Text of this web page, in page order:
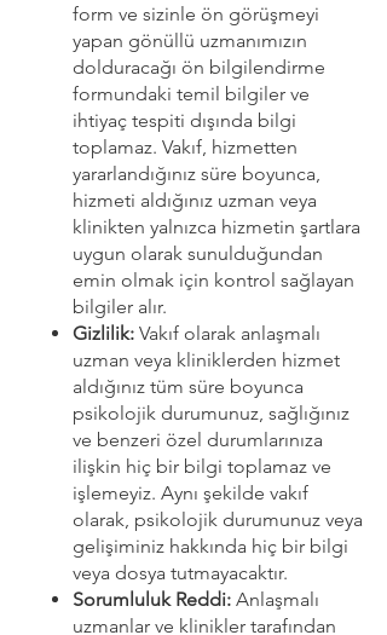
form ve sizinle ön görüşmeyi
yapan gönüllü uzmanımızın
dolduracağı ön bilgilendirme
formundaki temil bilgiler ve
ihtiyaç tespiti dışında bilgi
toplamaz. Vakıf, hizmetten
yararlandığınız süre boyunca,
hizmeti aldığınız uzman veya
klinikten yalnızca hizmetin şartlara
uygun olarak sunulduğundan
emin olmak için kontrol sağlayan
bilgiler alır.
Gizlilik: Vakıf olarak anlaşmalı
uzman veya kliniklerden hizmet
aldığınız tüm süre boyunca
psikolojik durumunuz, sağlığınız
ve benzeri özel durumlarınıza
ilişkin hiç bir bilgi toplamaz ve
işlemeyiz. Aynı şekilde vakıf
olarak, psikolojik durumunuz veya
gelişiminiz hakkında hiç bir bilgi
veya dosya tutmayacaktır.
Sorumluluk Reddi: Anlaşmalı
uzmanlar ve klinikler tarafından